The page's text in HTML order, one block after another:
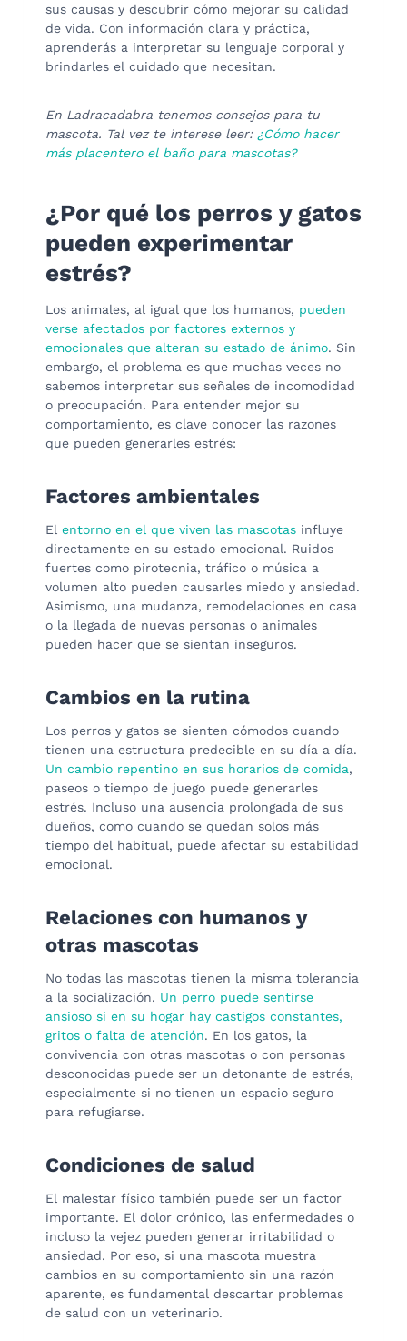
sus causas y descubrir cómo mejorar su calidad
de vida. Con información clara y práctica,
aprenderás a interpretar su lenguaje corporal y
brindarles el cuidado que necesitan.
En Ladracadabra tenemos consejos para tu
mascota. Tal vez te interese leer: ¿Cómo hacer
más placentero el baño para mascotas?
¿Por qué los perros y gatos
pueden experimentar
estrés?
Los animales, al igual que los humanos, pueden
verse afectados por factores externos y
emocionales que alteran su estado de ánimo. Sin
embargo, el problema es que muchas veces no
sabemos interpretar sus señales de incomodidad
o preocupación. Para entender mejor su
comportamiento, es clave conocer las razones
que pueden generarles estrés:
Factores ambientales
El entorno en el que viven las mascotas influye
directamente en su estado emocional. Ruidos
fuertes como pirotecnia, tráfico o música a
volumen alto pueden causarles miedo y ansiedad.
Asimismo, una mudanza, remodelaciones en casa
o la llegada de nuevas personas o animales
pueden hacer que se sientan inseguros.
Cambios en la rutina
Los perros y gatos se sienten cómodos cuando
tienen una estructura predecible en su día a día.
Un cambio repentino en sus horarios de comida,
paseos o tiempo de juego puede generarles
estrés. Incluso una ausencia prolongada de sus
dueños, como cuando se quedan solos más
tiempo del habitual, puede afectar su estabilidad
emocional.
Relaciones con humanos y
otras mascotas
No todas las mascotas tienen la misma tolerancia
a la socialización. Un perro puede sentirse
ansioso si en su hogar hay castigos constantes,
gritos o falta de atención. En los gatos, la
convivencia con otras mascotas o con personas
desconocidas puede ser un detonante de estrés,
especialmente si no tienen un espacio seguro
para refugiarse.
Condiciones de salud
El malestar físico también puede ser un factor
importante. El dolor crónico, las enfermedades o
incluso la vejez pueden generar irritabilidad o
ansiedad. Por eso, si una mascota muestra
cambios en su comportamiento sin una razón
aparente, es fundamental descartar problemas
de salud con un veterinario.